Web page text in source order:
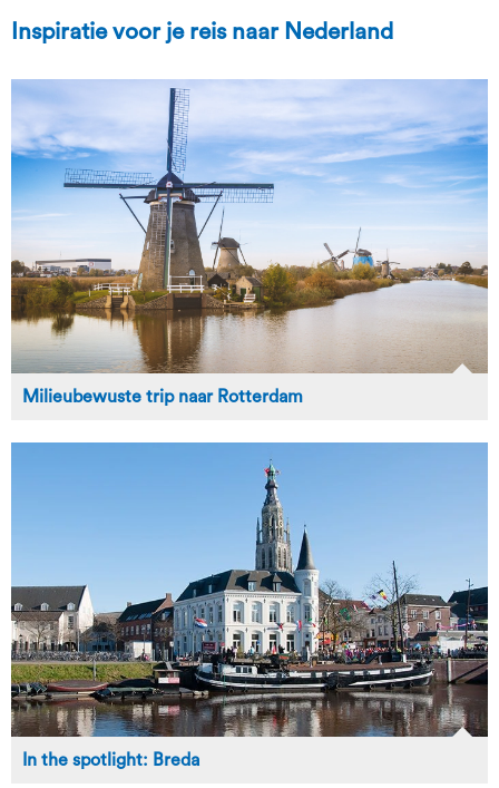
Inspiratie voor je reis naar Nederland
Milieubewuste trip naar Rotterdam
In the spotlight: Breda